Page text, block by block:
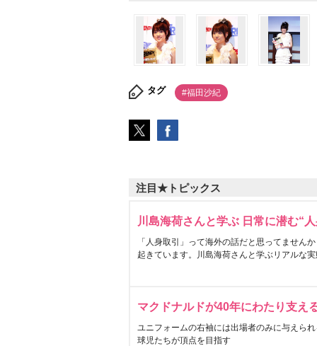
タグ #福田沙紀
注目★トピックス
川島海荷さんと学ぶ 日常に潜む“
「人身取引」って海外の話だと思ってません
起きています。川島海荷さんと学ぶリアルな
マクドナルドが40年にわたり支え
ユニフォームの右袖には出場者のみに与えら
球児たちが頂点を目指す